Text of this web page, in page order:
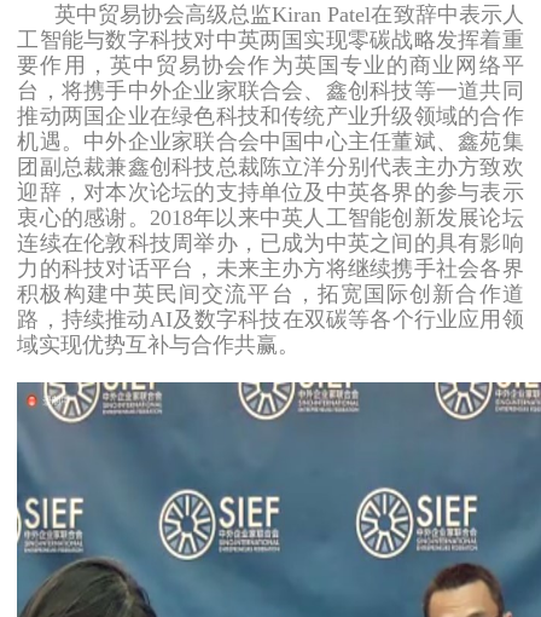
英中贸易协会高级总监Kiran Patel在致辞中表示人
工智能与数字科技对中英两国实现零碳战略发挥着重
要作用，英中贸易协会作为英国专业的商业网络平
台，将携手中外企业家联合会、鑫创科技等一道共同
推动两国企业在绿色科技和传统产业升级领域的合作
机遇。中外企业家联合会中国中心主任董斌、鑫苑集
团副总裁兼鑫创科技总裁陈立洋分别代表主办方致欢
迎辞，对本次论坛的支持单位及中英各界的参与表示
衷心的感谢。2018年以来中英人工智能创新发展论坛
连续在伦敦科技周举办，已成为中英之间的具有影响
力的科技对话平台，未来主办方将继续携手社会各界
积极构建中英民间交流平台，拓宽国际创新合作道
路，持续推动AI及数字科技在双碳等各个行业应用领
域实现优势互补与合作共赢。